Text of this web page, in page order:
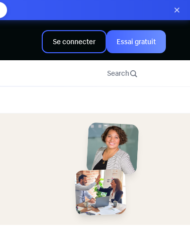
Se connecter Essai gratuit
Search